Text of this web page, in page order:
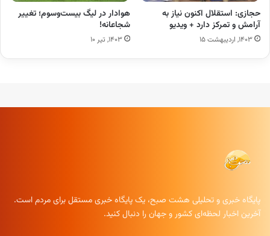
حجازی: استقلال اکنون نیاز به
آرامش و تمرکز دارد + ویدیو
۱۴۰۳, اردیبهشت ۱۵
هوادار در لیگ بیست‌وسوم؛ تغییر
شجاعانه!
۱۴۰۳, تیر ۱۰
پایگاه خبری و تحلیلی هشت صبح، یک پایگاه خبری مستقل برای مردم است.
آخرین اخبار لحظه‌ای کشور و جهان را دنبال کنید.